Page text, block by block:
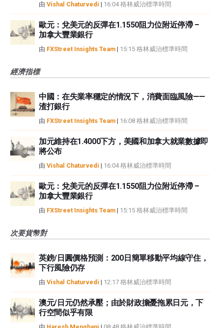
由 Vishal Chaturvedi | 16:04 格林威治標準時間
歐元：兌美元的反彈在1.1550阻力位附近停滯 –
加拿大豐業銀行
由 FXStreet Insights Team | 15:15 格林威治標準時間
經濟指標
中國：在失業率穩定的情況下，消費面臨風險——
渣打銀行
由 FXStreet Insights Team | 16:08 格林威治標準時間
加元維持在1.4000下方，美國和加拿大就業數據即
將公布
由 Vishal Chaturvedi | 16:04 格林威治標準時間
歐元：兌美元的反彈在1.1550阻力位附近停滯 –
加拿大豐業銀行
由 FXStreet Insights Team | 15:15 格林威治標準時間
次要貨幣對
英鎊/日圓價格預測：200日簡單移動平均線守住，
下行風險仍存
由 Vishal Chaturvedi | 12:17 格林威治標準時間
澳元/日元仍然承壓；由於財政擔憂拖累日元，下
行空間似乎有限